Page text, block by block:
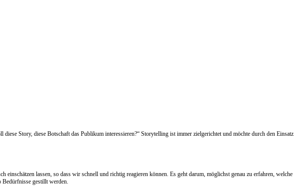
Story, diese Botschaft das Publikum interessieren?“ Storytelling ist immer zielgerichtet und möchte durch den Einsatz
lassen, so dass wir schnell und richtig reagieren können. Es geht darum, möglichst genau zu erfahren, welche
Bedürfnisse gestillt werden.